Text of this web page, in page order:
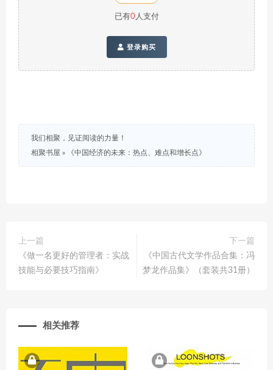
已有0人支付
登录购买
我们相聚，见证阅读的力量！
相聚书屋 » 《中国经济的未来：热点、难点和增长点》
上一篇
《做一名更好的管理者：实战
技能与必要技巧指南》
下一篇
《中国古代文学作品合集：冯
梦龙作品集》（套装共31册）
相关推荐